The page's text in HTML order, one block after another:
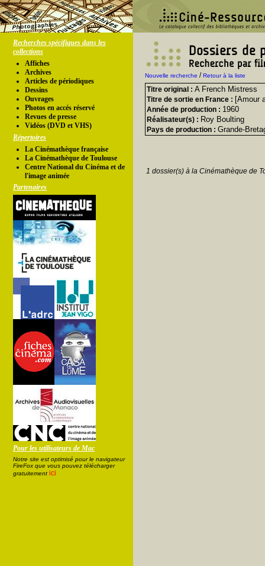
Recherches spécifiques dans les
collections
Affiches
Archives
Articles de périodiques
Dessins
Ouvrages
Photos en accés réservé
Revues de presse
Vidéos (DVD et VHS)
Répertoires
La Cinémathèque française
La Cinémathèque de Toulouse
Centre National du Cinéma et de
l'image animée
Partenaires
Pour les utilisateurs de Mac
Notre site est optimisé pour le navigateur
FireFox que vous pouvez télécharger
gratuitement ici
Nouvelle recherche /Retour à la liste
Titre original : A French Mistress
Titre de sortie en France : [Amour
Année de production : 1960
Réalisateur(s) : Roy Boulting
Pays de production : Grande-
1 dossier(s) à la Cinémathèque de